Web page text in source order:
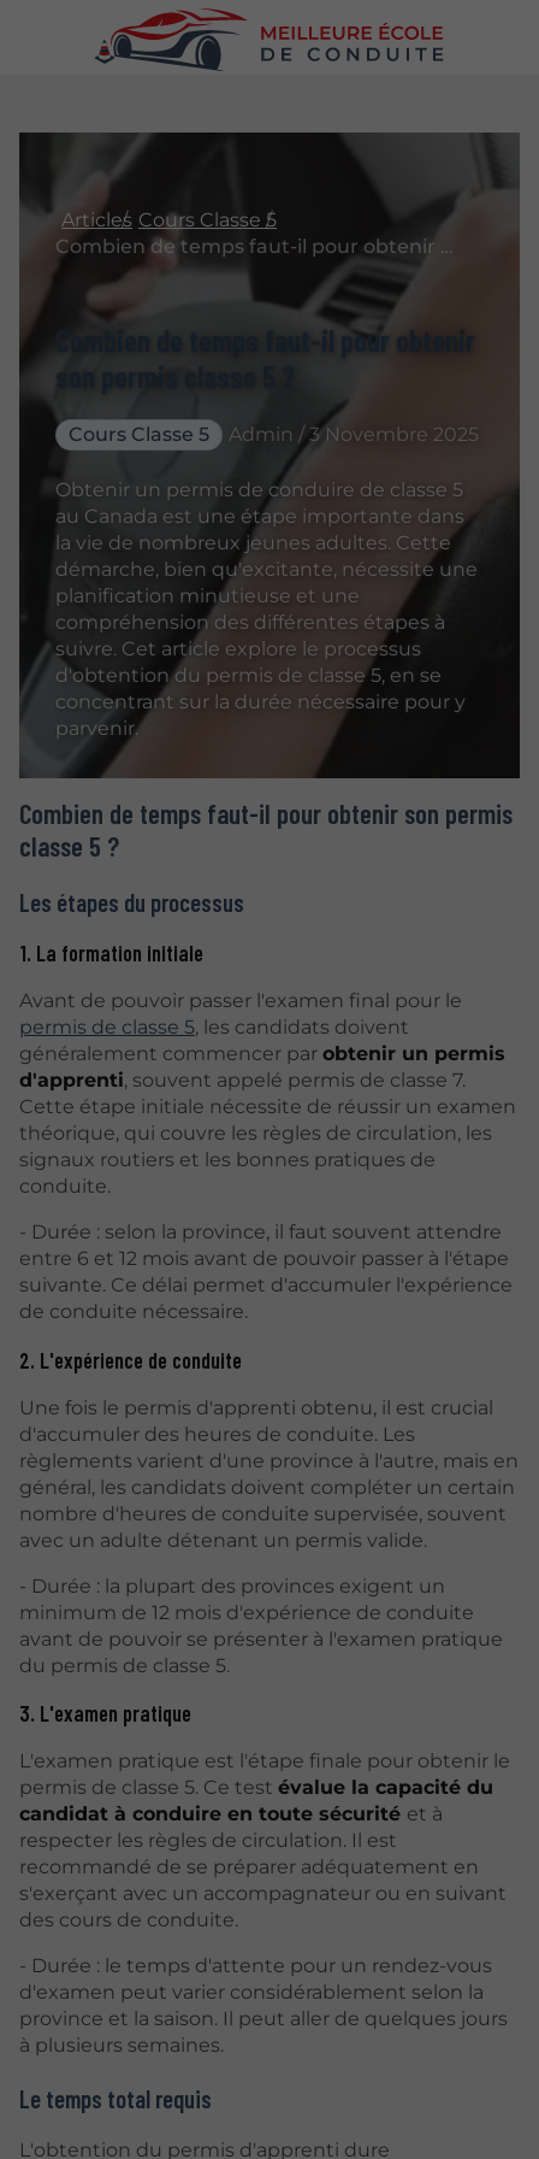
Articles Cours Classe 5
Combien de temps faut-il pour obtenir son permis classe 5 ?
Combien de temps faut-il pour obtenir
son permis classe 5 ?
Cours Classe 5 Admin / 3 Novembre 2025
Obtenir un permis de conduire de classe 5
au Canada est une étape importante dans
la vie de nombreux jeunes adultes. Cette
démarche, bien qu'excitante, nécessite une
planification minutieuse et une
compréhension des différentes étapes à
suivre. Cet article explore le processus
d'obtention du permis de classe 5, en se
concentrant sur la durée nécessaire pour y
parvenir.
Combien de temps faut-il pour obtenir son permis
classe 5 ?
Les étapes du processus
1. La formation initiale
Avant de pouvoir passer l'examen final pour le
permis de classe 5, les candidats doivent
généralement commencer par obtenir un permis
d'apprenti, souvent appelé permis de classe 7.
Cette étape initiale nécessite de réussir un examen
théorique, qui couvre les règles de circulation, les
signaux routiers et les bonnes pratiques de
conduite.
- Durée : selon la province, il faut souvent attendre
entre 6 et 12 mois avant de pouvoir passer à l'étape
suivante. Ce délai permet d'accumuler l'expérience
de conduite nécessaire.
2. L'expérience de conduite
Une fois le permis d'apprenti obtenu, il est crucial
d'accumuler des heures de conduite. Les
règlements varient d'une province à l'autre, mais en
général, les candidats doivent compléter un certain
nombre d'heures de conduite supervisée, souvent
avec un adulte détenant un permis valide.
- Durée : la plupart des provinces exigent un
minimum de 12 mois d'expérience de conduite
avant de pouvoir se présenter à l'examen pratique
du permis de classe 5.
3. L'examen pratique
L'examen pratique est l'étape finale pour obtenir le
permis de classe 5. Ce test évalue la capacité du
candidat à conduire en toute sécurité et à
respecter les règles de circulation. Il est
recommandé de se préparer adéquatement en
s'exerçant avec un accompagnateur ou en suivant
des cours de conduite.
- Durée : le temps d'attente pour un rendez-vous
d'examen peut varier considérablement selon la
province et la saison. Il peut aller de quelques jours
à plusieurs semaines.
Le temps total requis
L'obtention du permis d'apprenti dure